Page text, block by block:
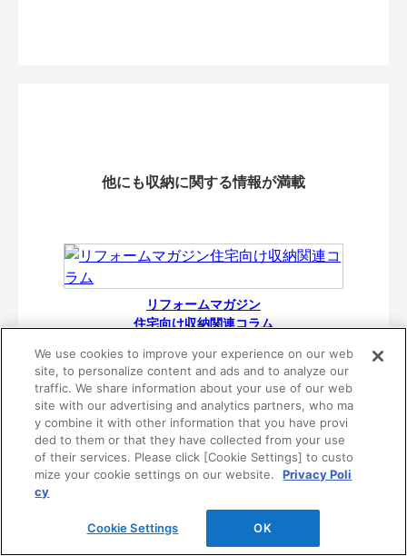
他にも収納に関する情報が満載
リフォームマガジン
住宅向け収納関連コラム
リフォーム分野業務提携関連
We use cookies to improve your experience on our web
site, to personalize content and ads and to analyze our
traffic. We share information about your use of our web
site with our advertising and analytics partners, who ma
y combine it with other information that you have provi
ded to them or that they have collected from your use
of their services. Please click [Cookie Settings] to custo
mize your cookie settings on our website.
Privacy Poli
cy
Cookie Settings OK